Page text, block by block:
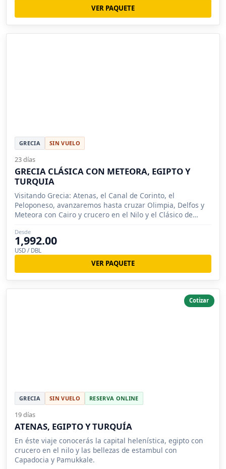
VER PAQUETE
GRECIA SIN VUELO
23 días
GRECIA CLÁSICA CON METEORA, EGIPTO Y
TURQUIA
Visitando Grecia: Atenas, el Canal de Corinto, el
Peloponeso, avanzaremos hasta cruzar Olimpia, Delfos y
Meteora con Cairo y crucero en el Nilo y el Clásico de
Desde
1,992.00
USD / DBL
VER PAQUETE
Cotizar
GRECIA SIN VUELO RESERVA ONLINE
19 días
ATENAS, EGIPTO Y TURQUÍA
En éste viaje conocerás la capital helenística, egipto con
crucero en el nilo y las bellezas de estambul con
Capadocia y Pamukkale.